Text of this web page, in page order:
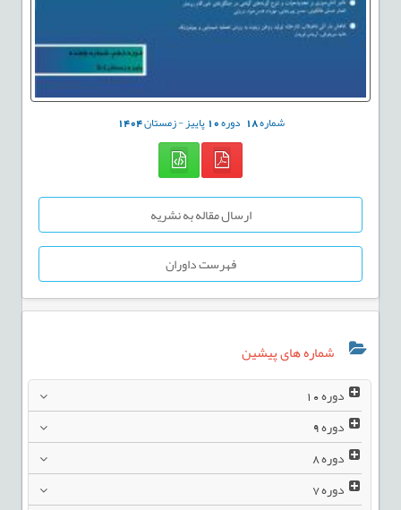
شماره18 دوره10پاییز - زمستان1404
ارسال مقاله به نشریه
فهرست داوران
شماره های پیشین
دوره10
دوره9
دوره8
دوره7